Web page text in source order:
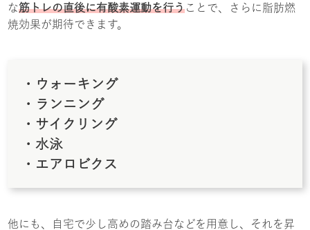
な筋トレの直後に有酸素運動を行うことで、さらに脂肪燃
焼効果が期待できます。
・ウォーキング
・ランニング
・サイクリング
・水泳
・エアロビクス
他にも、自宅で少し高めの踏み台などを用意し、それを昇